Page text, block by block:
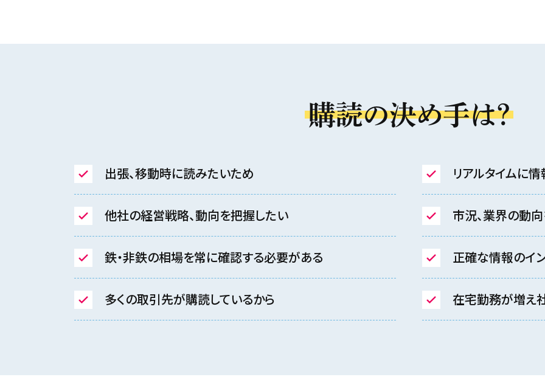
購読の決め手は？
出張、移動時に読みたいため リアルタイムに
他社の経営戦略、動向を把握したい 市況、業界の動
鉄・非鉄の相場を常に確認する必要がある 正確な情報のイ
多くの取引先が購読しているから 在宅勤務が増え